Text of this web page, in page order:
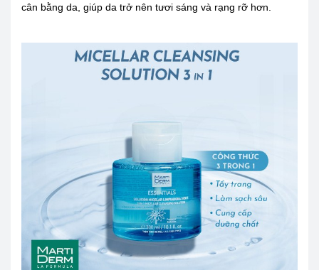
cân bằng da, giúp da trở nên tươi sáng và rạng rỡ hơn.